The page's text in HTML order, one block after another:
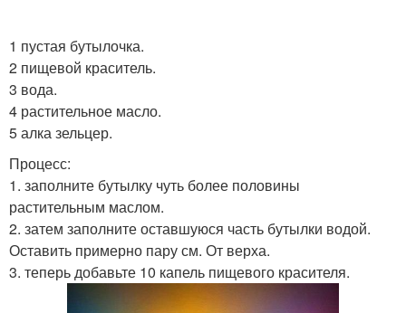
1 пустая бутылочка.
2 пищевой краситель.
3 вода.
4 растительное масло.
5 алка зельцер.
Процесс:
1. заполните бутылку чуть более половины
растительным маслом.
2. затем заполните оставшуюся часть бутылки водой.
Оставить примерно пару см. От верха.
3. теперь добавьте 10 капель пищевого красителя.